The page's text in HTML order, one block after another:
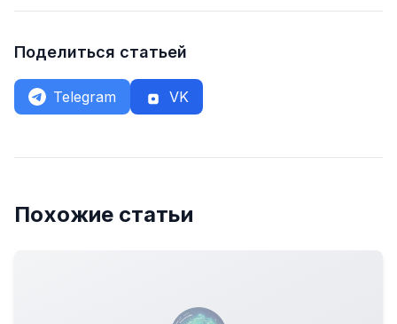
Поделиться статьей
Telegram VK
Похожие статьи